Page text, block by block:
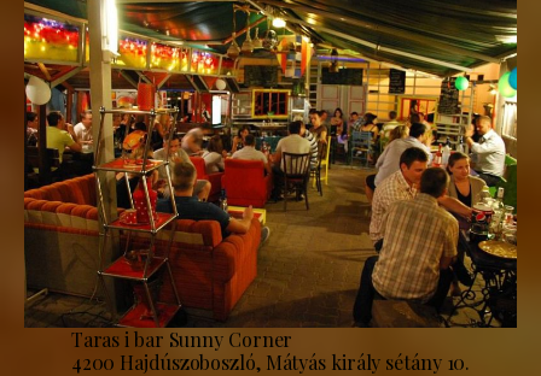
Taras i bar Sunny Corner
4200 Hajdúszoboszló, Mátyás király sétány 10.